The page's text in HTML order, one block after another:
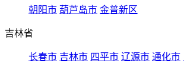
朝阳市 葫芦岛市 金普新区
吉林省
长春市 吉林市 四平市 辽源市 通化市